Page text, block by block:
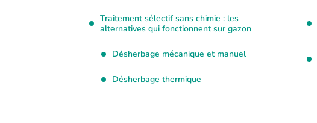
Traitement sélectif sans chimie : les
alternatives qui fonctionnent sur gazon
Désherbage mécanique et manuel
Désherbage thermique